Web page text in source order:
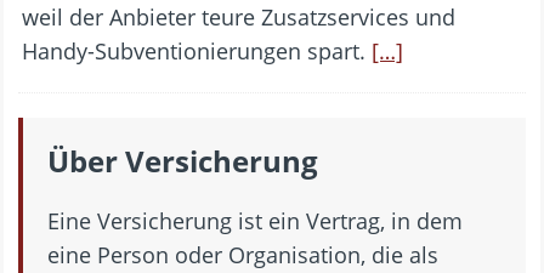
weil der Anbieter teure Zusatzservices und
Handy-Subventionierungen spart. […]
Über Versicherung
Eine Versicherung ist ein Vertrag, in dem
eine Person oder Organisation, die als